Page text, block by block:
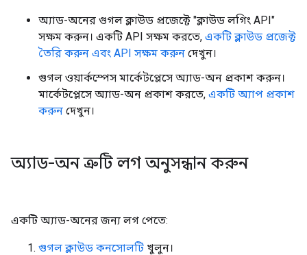
অ্যাড-অনের গুগল ক্লাউড প্রজেক্টে "ক্লাউড লগিং API"
সক্ষম করুন। একটি API সক্ষম করতে, একটি ক্লাউড প্রজেক্ট
তৈরি করুন এবং API সক্ষম করুন দেখুন।
গুগল ওয়ার্কস্পেস মার্কেটপ্লেসে অ্যাড-অন প্রকাশ করুন।
মার্কেটপ্লেসে অ্যাড-অন প্রকাশ করতে, একটি অ্যাপ প্রকাশ
করুন দেখুন।
অ্যাড-অন ত্রুটি লগ অনুসন্ধান করুন
একটি অ্যাড-অনের জন্য লগ পেতে:
গুগল ক্লাউড কনসোলটি খুলুন।